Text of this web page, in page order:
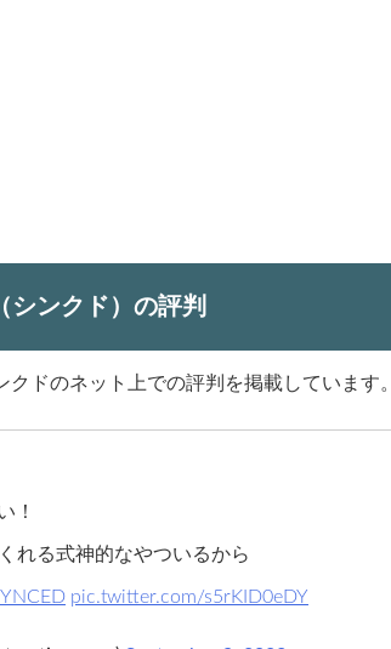
シンクド）の評判
クドのネット上での評判を掲載しています。
！
れる式神的なやついるから
pic.twitter.com/s5rKID0eDY